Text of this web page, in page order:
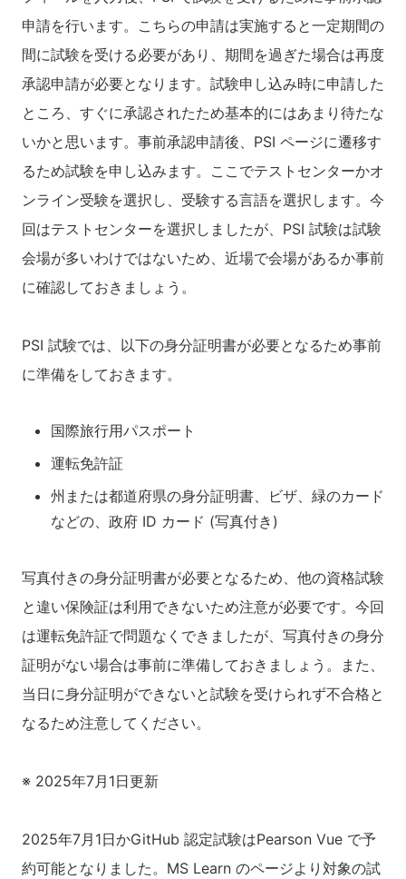
申請を行います。こちらの申請は実施すると一定期間の
間に試験を受ける必要があり、期間を過ぎた場合は再度
承認申請が必要となります。試験申し込み時に申請した
ところ、すぐに承認されたため基本的にはあまり待たな
いかと思います。事前承認申請後、PSI ページに遷移す
るため試験を申し込みます。ここでテストセンターかオ
ンライン受験を選択し、受験する言語を選択します。今
回はテストセンターを選択しましたが、PSI 試験は試験
会場が多いわけではないため、近場で会場があるか事前
に確認しておきましょう。
PSI 試験では、以下の身分証明書が必要となるため事前
に準備をしておきます。
国際旅行用パスポート
運転免許証
州または都道府県の身分証明書、ビザ、緑のカード
などの、政府 ID カード (写真付き)
写真付きの身分証明書が必要となるため、他の資格試験
と違い保険証は利用できないため注意が必要です。今回
は運転免許証で問題なくできましたが、写真付きの身分
証明がない場合は事前に準備しておきましょう。また、
当日に身分証明ができないと試験を受けられず不合格と
なるため注意してください。
※ 2025年7月1日更新
2025年7月1日かGitHub 認定試験はPearson Vue で予
約可能となりました。MS Learn のページより対象の試